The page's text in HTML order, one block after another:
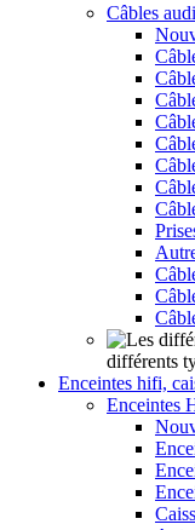
Câbles
différents
Enceintes hifi,
Enceintes